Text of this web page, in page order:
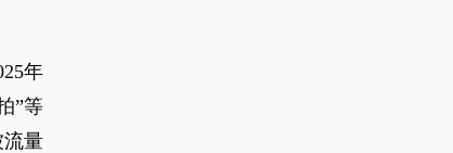
年
”等
量